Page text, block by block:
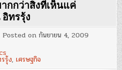
กกว่าสิ่งที่เห็นแค่
ทรรุ้ง
Posted onกันยายน 4, 2009
รุ้ง, เศรษฐกิจ